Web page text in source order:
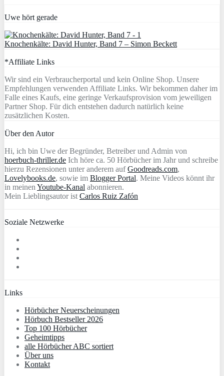
Uwe hört gerade
Knochenkälte: David Hunter, Band 7 – Simon Beckett
*Affiliate Links
Wir sind ein Verbraucherportal und kein Online Shop. Unsere
Empfehlungen verwenden Affiliate Links. Wir bekommen daher im
Falle eines Kaufs, eine geringe Verkaufsprovision vom jeweiligen
Partner Shop. Für dich entstehen dadurch natürlich keine
zusätzlichen Kosten.
Über den Autor
Hi, ich bin Uwe der Begründer, Betreiber und Admin von
hoerbuch-thriller.de Ich höre ca. 50 Hörbücher im Jahr und schreibe
hierzu Rezensionen unter anderem aufGoodreads.com,
Lovelybooks.de, sowie im Blogger Portal. Meine Videos könnt ihr
in meinen Youtube-Kanal abonnieren.
Mein Lieblingsautor ist Carlos Ruiz Zafón
Soziale Netzwerke
Links
Hörbücher Neuerscheinungen
Hörbuch Bestseller 2026
Top 100 Hörbücher
Geheimtipps
alle Hörbücher ABC sortiert
Über uns
Kontakt